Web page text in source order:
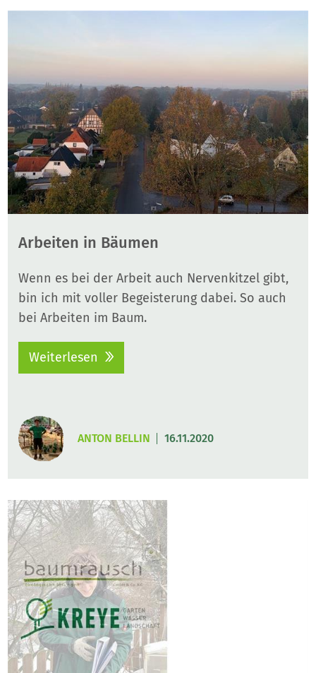
Arbeiten in Bäumen
Wenn es bei der Arbeit auch Nervenkitzel gibt,
bin ich mit voller Begeisterung dabei. So auch
bei Arbeiten im Baum.
Weiterlesen
ANTON BELLIN 16.11.2020